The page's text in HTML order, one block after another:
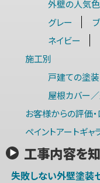
外壁の人気
グレー
ネイビー
施工別
戸建ての塗装
屋根カバー
お客様からの評価・
ペイントアートギャ
工事内容を
失敗しない外壁塗装